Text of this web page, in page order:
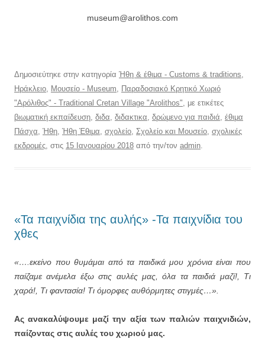
museum@arolithos.com
Δημοσιεύτηκε στην κατηγορία Ήθη & έθιμα - Customs & traditions,
Ηράκλειο, Μουσείο - Museum, Παραδοσιακό Κρητικό Χωριό
"Αρόλιθος" - Traditional Cretan Village "Arolithos", με ετικέτες
βιωματική εκπαίδευση, διδα, διδακτικα, δρώμενο για παιδιά, έθιμα
Πάσχα, Ήθη, Ήθη Έθιμα, σχολείο, Σχολείο και Μουσείο, σχολικές
εκδρομές, στις 15 Ιανουαρίου 2018 από την/τον admin.
«Τα παιχνίδια της αυλής» -Τα παιχνίδια του
χθες
«….εκείνο που θυμάμαι από τα παιδικά μου χρόνια είναι που
παίζαμε ανέμελα έξω στις αυλές μας, όλα τα παιδιά μαζί!, Τι
χαρά!, Τι φαντασία! Τι όμορφες αυθόρμητες στιγμές…».
Ας ανακαλύψουμε μαζί την αξία των παλιών παιχνιδιών,
παίζοντας στις αυλές του χωριού μας.